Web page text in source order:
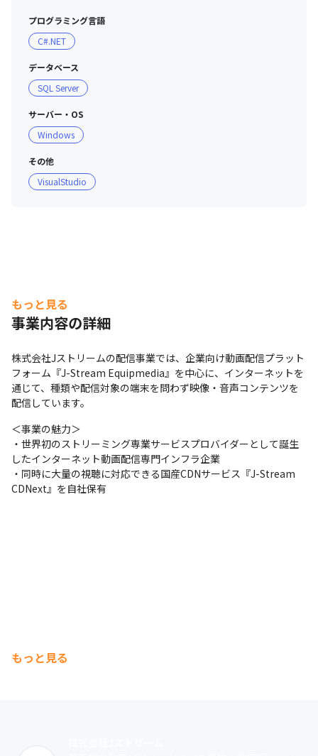
プログラミング言語
C#.NET
データベース
SQL Server
サーバー・OS
Windows
その他
VisualStudio
もっと見る
事業内容の詳細
株式会社Jストリームの配信事業では、企業向け動画配信プラット
フォーム『J-Stream Equipmedia』を中心に、インターネットを
通じて、種類や配信対象の端末を問わず映像・音声コンテンツを
配信しています。
＜事業の魅力＞
・世界初のストリーミング専業サービスプロバイダーとして誕生
したインターネット動画配信専門インフラ企業
・同時に大量の視聴に対応できる国産CDNサービス『J-Stream
CDNext』を自社保有
もっと見る